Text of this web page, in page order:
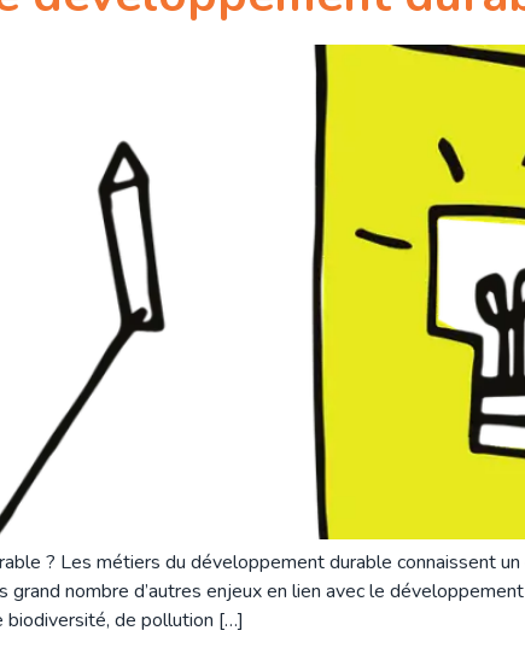
? Les métiers du développement durable connaissent
grand nombre d’autres enjeux en lien avec le
biodiversité, de pollution […]